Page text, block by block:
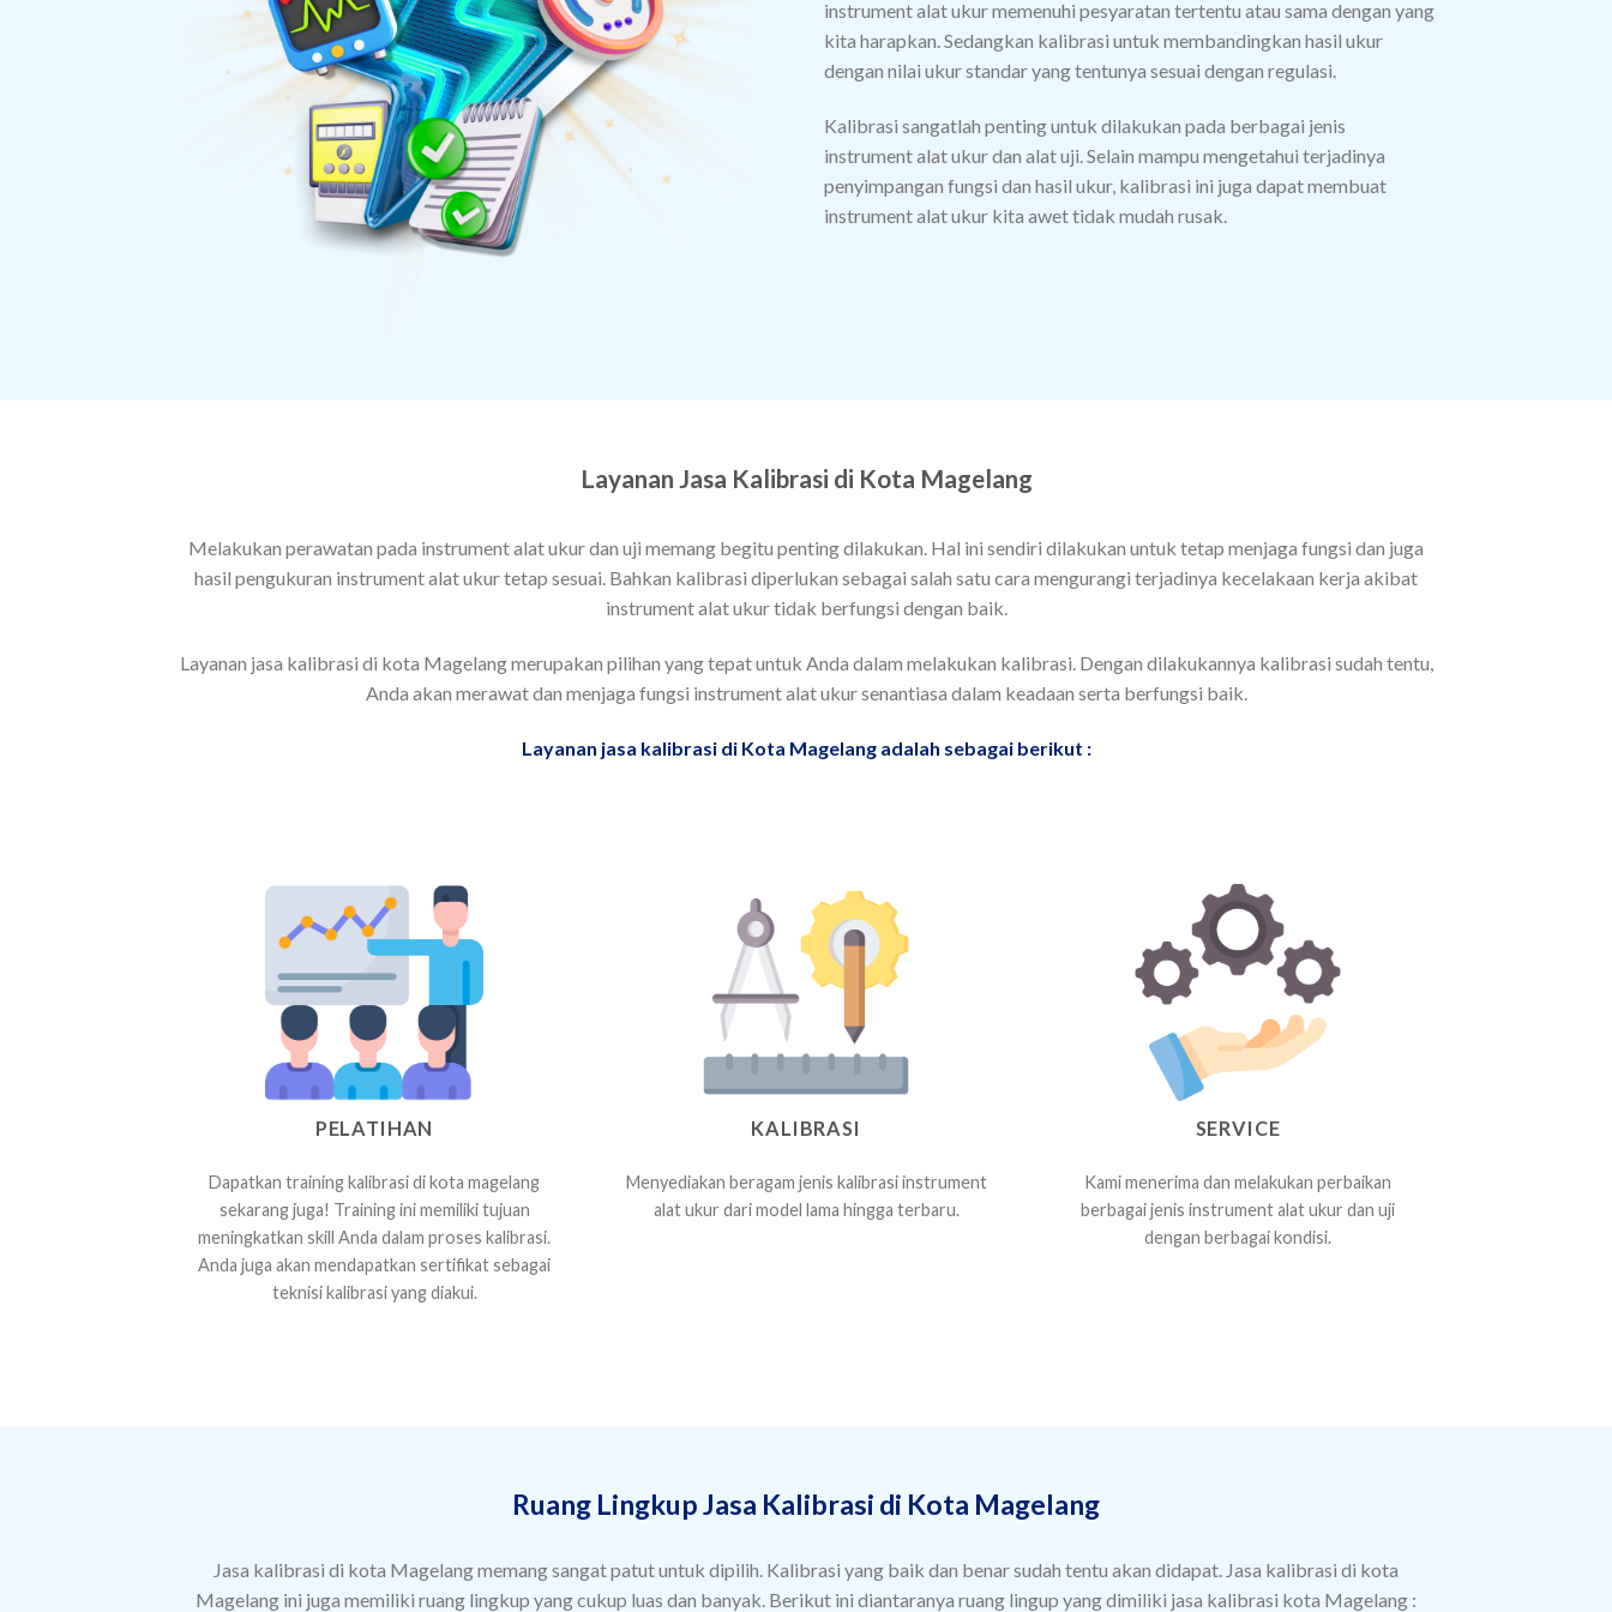
instrument alat ukur memenuhi pesyaratan tertentu atau sama dengan yang
kita harapkan. Sedangkan kalibrasi untuk membandingkan hasil ukur
dengan nilai ukur standar yang tentunya sesuai dengan regulasi.
Kalibrasi sangatlah penting untuk dilakukan pada berbagai jenis
instrument alat ukur dan alat uji. Selain mampu mengetahui terjadinya
penyimpangan fungsi dan hasil ukur, kalibrasi ini juga dapat membuat
instrument alat ukur kita awet tidak mudah rusak.
Layanan Jasa Kalibrasi di Kota Magelang
Melakukan perawatan pada instrument alat ukur dan uji memang begitu penting dilakukan. Hal ini sendiri dilakukan untuk tetap menjaga fungsi dan juga
hasil pengukuran instrument alat ukur tetap sesuai. Bahkan kalibrasi diperlukan sebagai salah satu cara mengurangi terjadinya kecelakaan kerja akibat
instrument alat ukur tidak berfungsi dengan baik.
Layanan jasa kalibrasi di kota Magelang merupakan pilihan yang tepat untuk Anda dalam melakukan kalibrasi. Dengan dilakukannya kalibrasi sudah tentu,
Anda akan merawat dan menjaga fungsi instrument alat ukur senantiasa dalam keadaan serta berfungsi baik.
Layanan jasa kalibrasi di Kota Magelang adalah sebagai berikut :
PELATIHAN
Dapatkan training kalibrasi di kota magelang
sekarang juga! Training ini memiliki tujuan
meningkatkan skill Anda dalam proses kalibrasi.
Anda juga akan mendapatkan sertifikat sebagai
teknisi kalibrasi yang diakui.
KALIBRASI
Menyediakan beragam jenis kalibrasi instrument
alat ukur dari model lama hingga terbaru.
SERVICE
Kami menerima dan melakukan perbaikan
berbagai jenis instrument alat ukur dan uji
dengan berbagai kondisi.
Ruang Lingkup Jasa Kalibrasi di Kota Magelang
Jasa kalibrasi di kota Magelang memang sangat patut untuk dipilih. Kalibrasi yang baik dan benar sudah tentu akan didapat. Jasa kalibrasi di kota
Magelang ini juga memiliki ruang lingkup yang cukup luas dan banyak. Berikut ini diantaranya ruang lingup yang dimiliki jasa kalibrasi kota Magelang :